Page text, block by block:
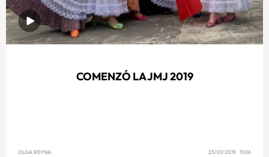
COMENZÓ LA JMJ 2019
OLGA REYNA 23/01/2019 11:06